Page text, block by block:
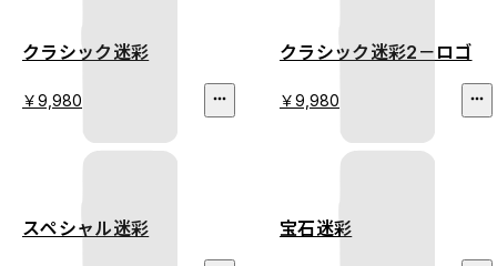
クラシック迷彩
￥9,980
クラシック迷彩2－ロゴ
￥9,980
スペシャル迷彩 宝石迷彩